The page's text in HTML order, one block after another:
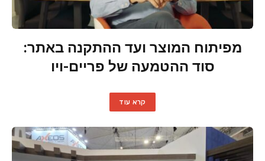
מפיתוח המוצר ועד ההתקנה באתר:
סוד ההטמעה של פריים-ויו
קרא עוד